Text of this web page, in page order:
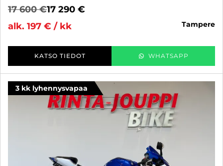
17 600 €17 290 €
alk. 197 € / kk
tampere
KATSO TIEDOT WHATSAPP
3 kk lyhennysvapaa